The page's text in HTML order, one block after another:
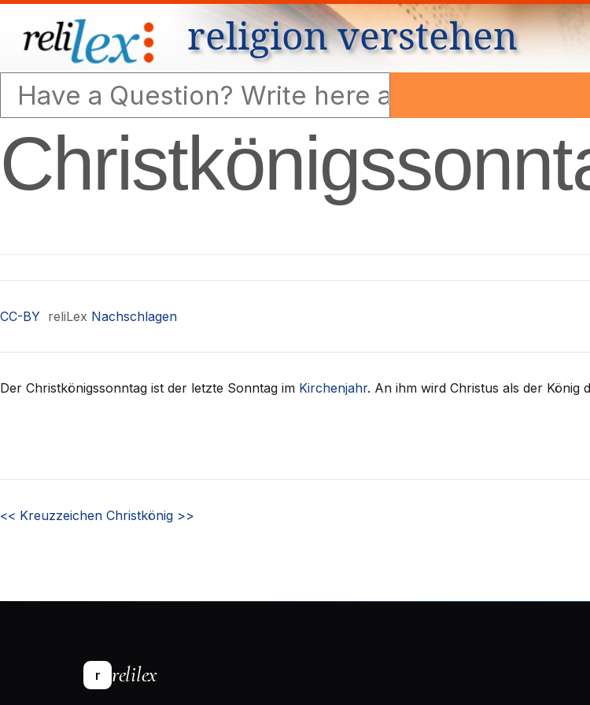
religion verstehen
CC-BY reliLex Nachschlagen
Der Christkönigssonntag ist der letzte Sonntag im Kirchenjahr. An ihm wird Christus als der König
<< Kreuzzeichen Christkönig >>
r relilex